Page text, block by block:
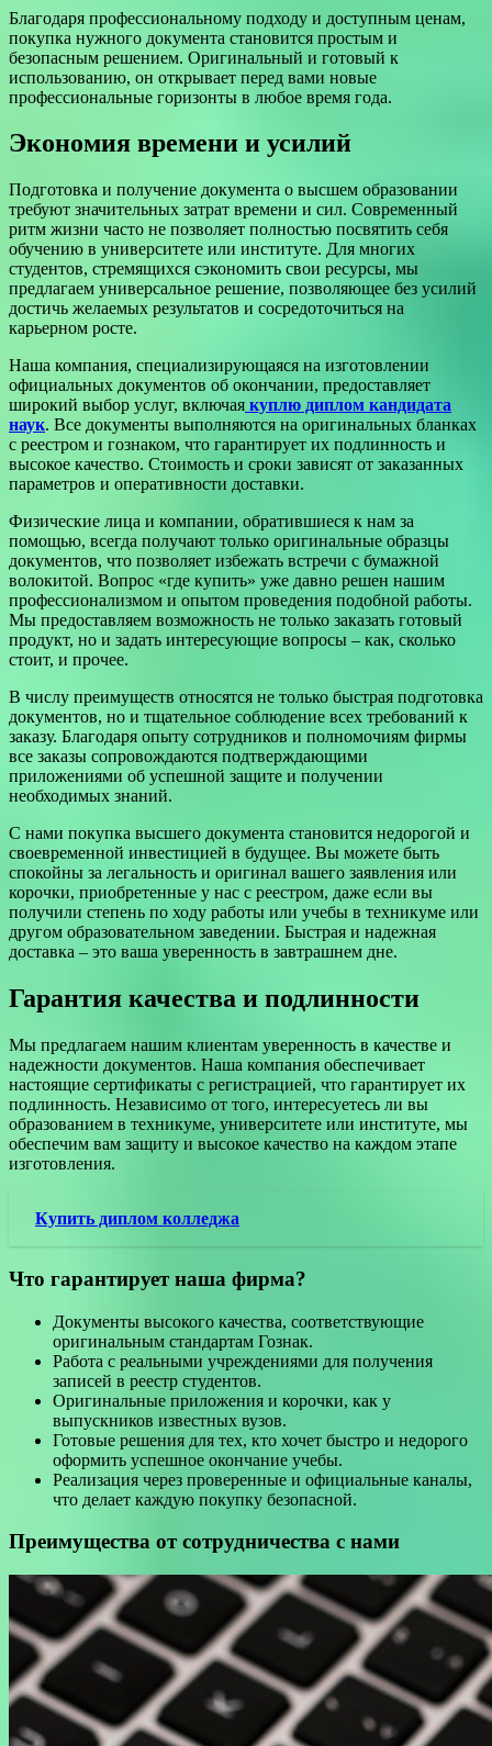
Благодаря профессиональному подходу и доступным ценам,
покупка нужного документа становится простым и
безопасным решением. Оригинальный и готовый к
использованию, он открывает перед вами новые
профессиональные горизонты в любое время года.
Экономия времени и усилий
Подготовка и получение документа о высшем образовании
требуют значительных затрат времени и сил. Современный
ритм жизни часто не позволяет полностью посвятить себя
обучению в университете или институте. Для многих
студентов, стремящихся сэкономить свои ресурсы, мы
предлагаем универсальное решение, позволяющее без усилий
достичь желаемых результатов и сосредоточиться на
карьерном росте.
Наша компания, специализирующаяся на изготовлении
официальных документов об окончании, предоставляет
широкий выбор услуг, включая куплю диплом кандидата
наук. Все документы выполняются на оригинальных бланках
с реестром и гознаком, что гарантирует их подлинность и
высокое качество. Стоимость и сроки зависят от заказанных
параметров и оперативности доставки.
Физические лица и компании, обратившиеся к нам за
помощью, всегда получают только оригинальные образцы
документов, что позволяет избежать встречи с бумажной
волокитой. Вопрос «где купить» уже давно решен нашим
профессионализмом и опытом проведения подобной работы.
Мы предоставляем возможность не только заказать готовый
продукт, но и задать интересующие вопросы – как, сколько
стоит, и прочее.
В числу преимуществ относятся не только быстрая подготовка
документов, но и тщательное соблюдение всех требований к
заказу. Благодаря опыту сотрудников и полномочиям фирмы
все заказы сопровождаются подтверждающими
приложениями об успешной защите и получении
необходимых знаний.
С нами покупка высшего документа становится недорогой и
своевременной инвестицией в будущее. Вы можете быть
спокойны за легальность и оригинал вашего заявления или
корочки, приобретенные у нас с реестром, даже если вы
получили степень по ходу работы или учебы в техникуме или
другом образовательном заведении. Быстрая и надежная
доставка – это ваша уверенность в завтрашнем дне.
Гарантия качества и подлинности
Мы предлагаем нашим клиентам уверенность в качестве и
надежности документов. Наша компания обеспечивает
настоящие сертификаты с регистрацией, что гарантирует их
подлинность. Независимо от того, интересуетесь ли вы
образованием в техникуме, университете или институте, мы
обеспечим вам защиту и высокое качество на каждом этапе
изготовления.
Купить диплом колледжа
Что гарантирует наша фирма?
Документы высокого качества, соответствующие
оригинальным стандартам Гознак.
Работа с реальными учреждениями для получения
записей в реестр студентов.
Оригинальные приложения и корочки, как у
выпускников известных вузов.
Готовые решения для тех, кто хочет быстро и недорого
оформить успешное окончание учебы.
Реализация через проверенные и официальные каналы,
что делает каждую покупку безопасной.
Преимущества от сотрудничества с нами